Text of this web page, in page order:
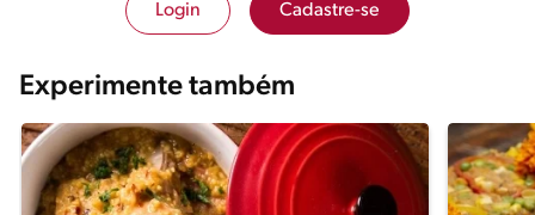
Login Cadastre-se
Experimente também